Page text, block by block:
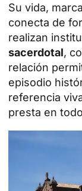
Su vida,
conecta de
realizan
sacerdotal,
relación
episodio
referencia
presta en